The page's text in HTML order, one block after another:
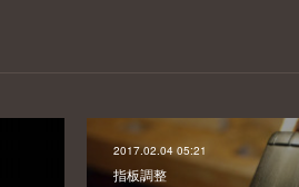
2017.02.04 05:21
指板調整